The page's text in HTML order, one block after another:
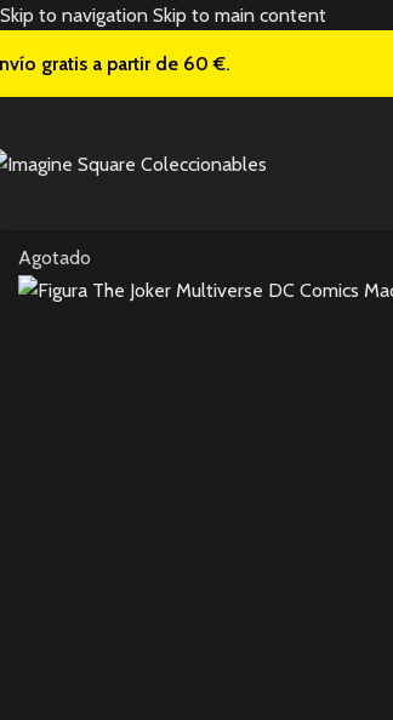
Skip to navigation Skip to main content
gratis a partir de 60 €.
Agotado